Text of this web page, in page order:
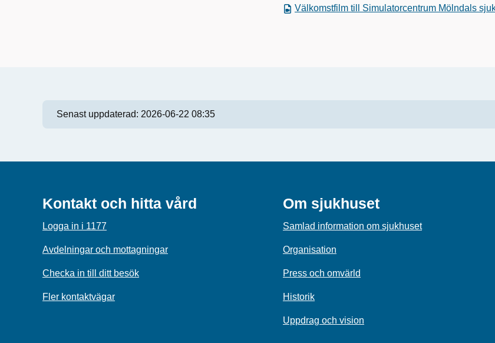
Välkomstfilm till Simulatorcentrum Mölndals
Senast uppdaterad: 2026-06-22 08:35
Kontakt och hitta vård
Logga in i 1177
Avdelningar och mottagningar
Checka in till ditt besök
Fler kontaktvägar
Om sjukhuset
Samlad information om sjukhuset
Organisation
Press och omvärld
Historik
Uppdrag och vision